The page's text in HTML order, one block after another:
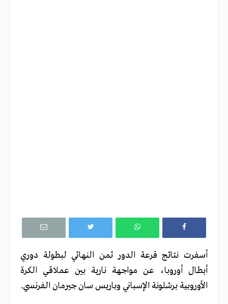
أسفرت نتائج قرعة الدور ثمن النهائي لبطولة دوري
أبطال أوروبا، عن مواجهة نارية بين عملاقي الكرة
الأوروبية برشلونة الإسباني وباريس سان جيرمان الفرنسي.